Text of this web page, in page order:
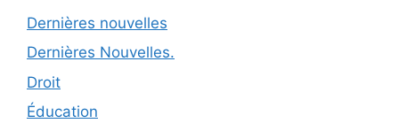
Dernières nouvelles
Dernières Nouvelles.
Droit
Éducation